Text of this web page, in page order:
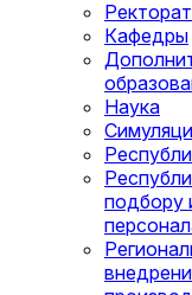
Ректорат
Кафедры
Наука
подбору